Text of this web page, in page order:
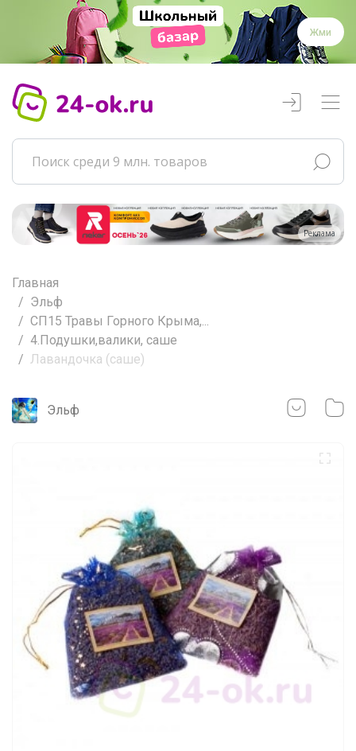
Жми
Реклама
Главная
Эльф
СП15 Травы Горного Крыма,...
4.Подушки,валики, саше
Лавандочка (саше)
Эльф